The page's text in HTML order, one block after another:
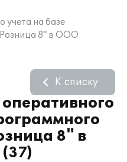
учета на базе
8" в ООО
8" в
К списку